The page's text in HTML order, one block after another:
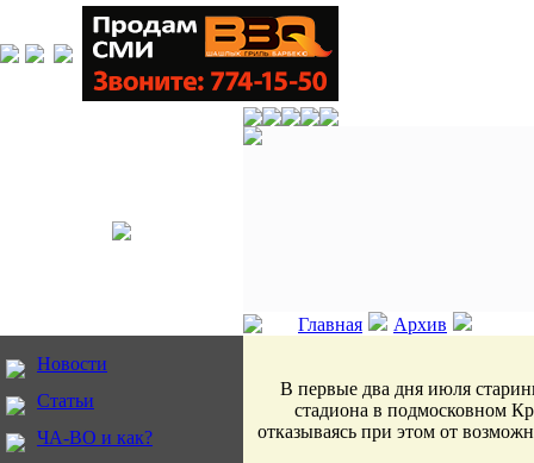
Главная
Архив
Новости
Статьи
ЧА-ВО и как?
В первые два дня июля
стадиона в подмосковном
отказываясь при этом от